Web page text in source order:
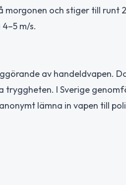
och stiger till runt
m/s.
av handeldvapen.
tryggheten. I Sverige
lämna in vapen till